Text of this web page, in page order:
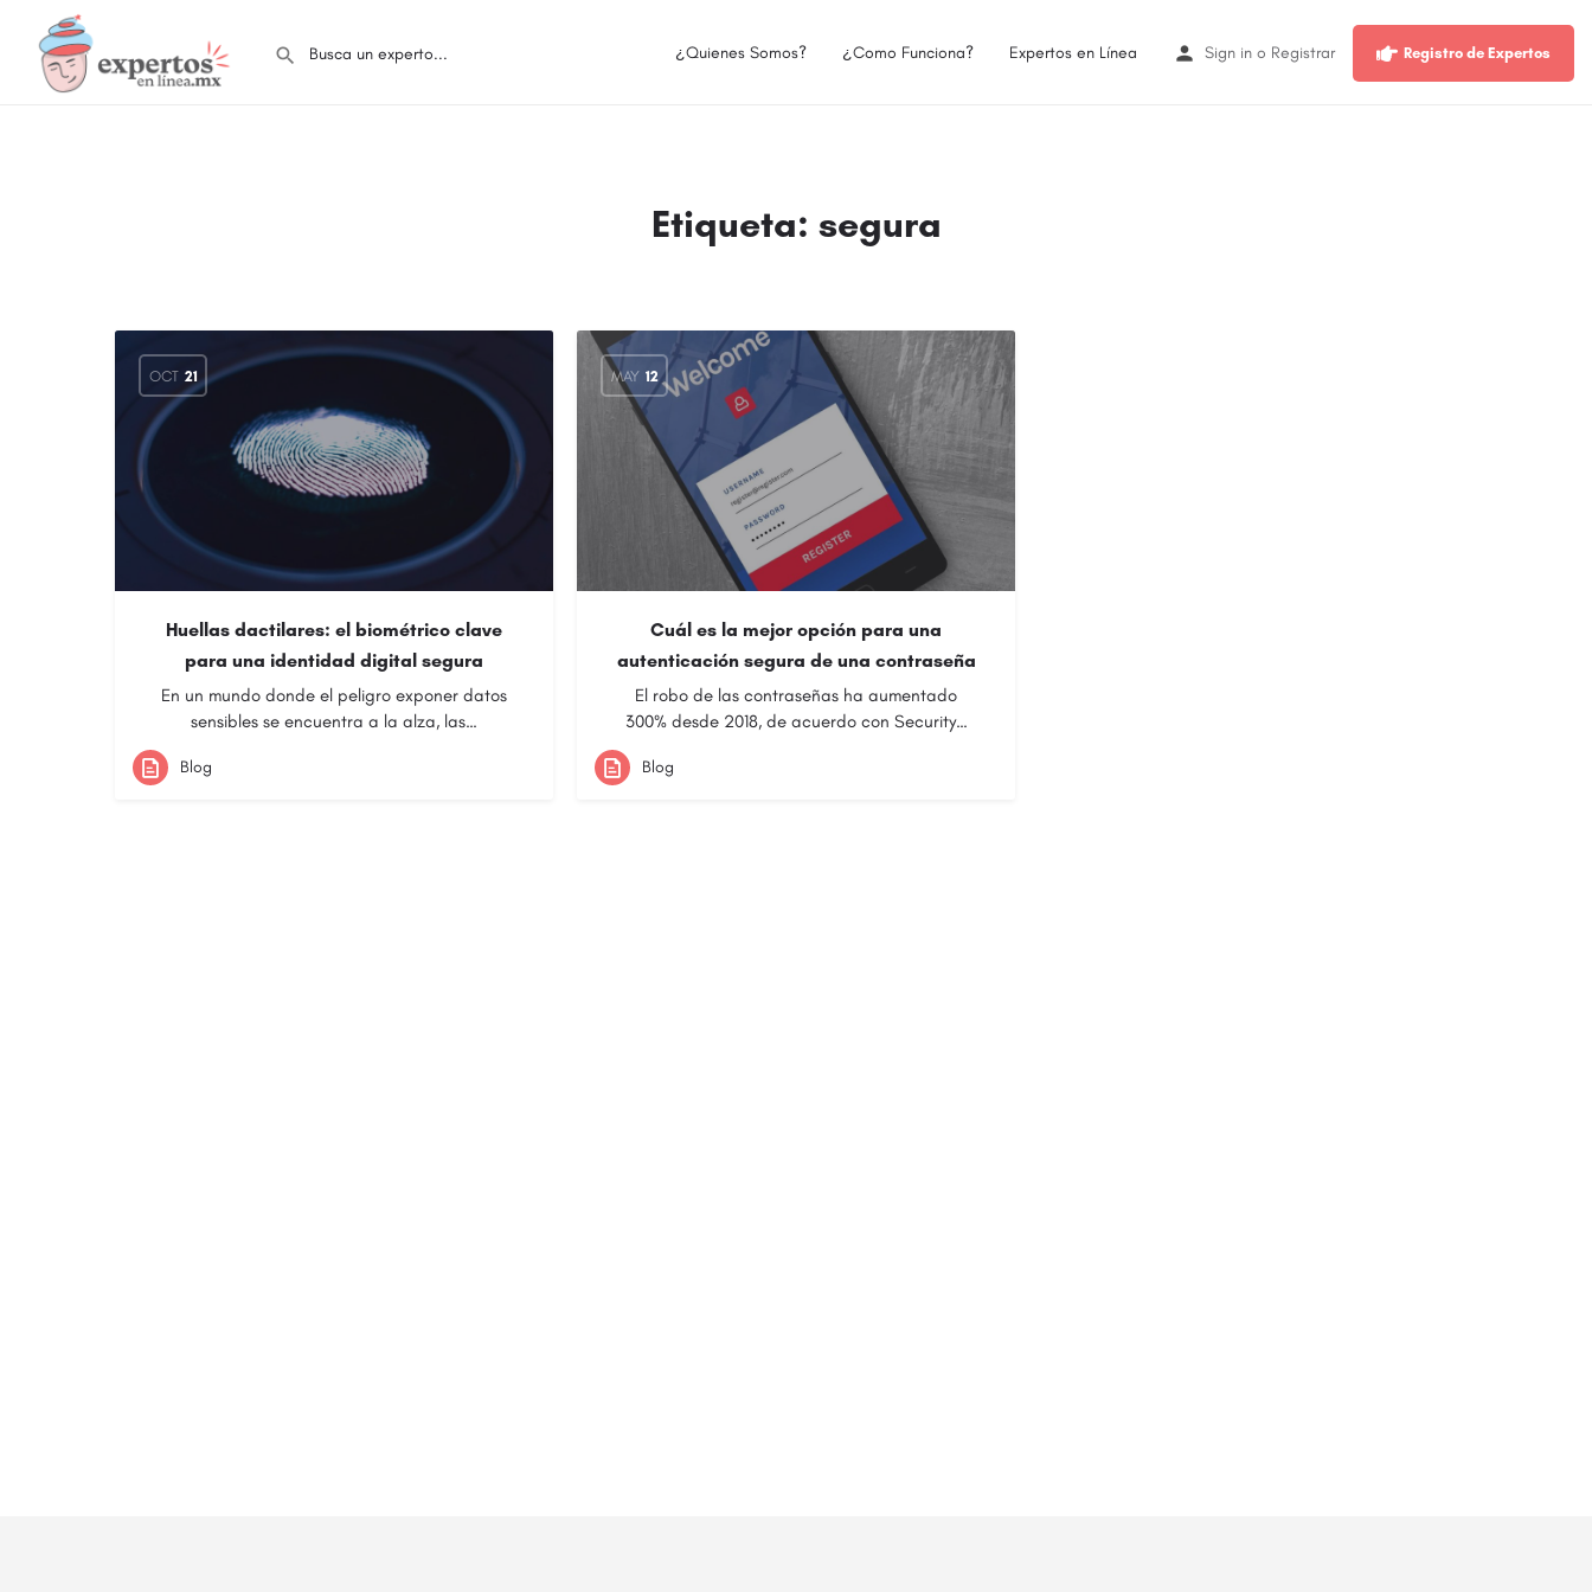
¿Quienes Somos? ¿Como Funciona? Expertos en Línea Sign in o Registrar Registro de Expertos
Etiqueta: segura
OCT 21
Huellas dactilares: el biométrico clave
para una identidad digital segura
En un mundo donde el peligro exponer datos
sensibles se encuentra a la alza, las…
Blog
MAY 12
Cuál es la mejor opción para una
autenticación segura de una contraseña
El robo de las contraseñas ha aumentado
300% desde 2018, de acuerdo con Security…
Blog